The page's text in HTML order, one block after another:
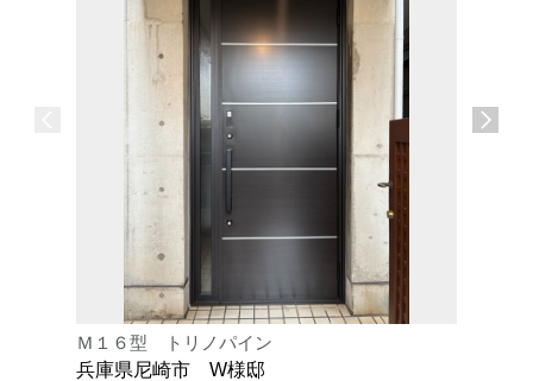
Ｍ１６型 トリノパイン
兵庫県尼崎市 W様邸